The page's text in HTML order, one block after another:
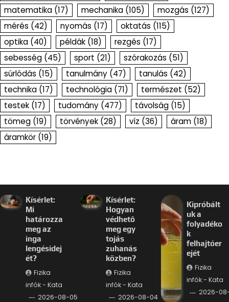
matematika (17) mechanika (105) mozgás (127)
mérés (42) nyomás (17) oktatás (115)
optika (40) példák (18) rezgés (17)
sebesség (45) sport (21) szórakozás (51)
súrlódás (15) tanulmány (47) tanulás (42)
technika (17) technológia (71) természet (52)
testek (17) tudomány (477) távolság (15)
tömeg (19) törvények (28) víz (36) áram (18)
áramkör (19)
Kísérlet:
Mi
határozza
meg az
inga
lengésidej
ét?
Fizika
infók - Kata
2026-08-05
Kísérlet:
Hogyan
védhető
meg egy
tojás
zuhanás
közben?
Fizika
infók - Kata
2026-08-04
Kipróbált
uk a
folyadéko
k
felhajtóer
ejét
Fizika
infók - Kata
2026-